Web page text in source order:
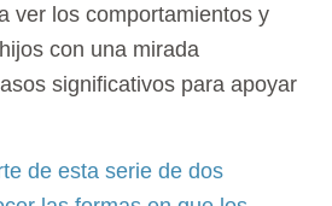
ver los comportamientos y
con una mirada
significativos para apoyar
de esta serie de dos